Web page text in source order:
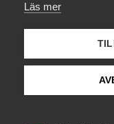
Läs mer
Tåg­företagen
Kurser &